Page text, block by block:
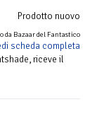
Prodotto nuovo
da Bazaar del Fantastico
scheda completa
riceve il